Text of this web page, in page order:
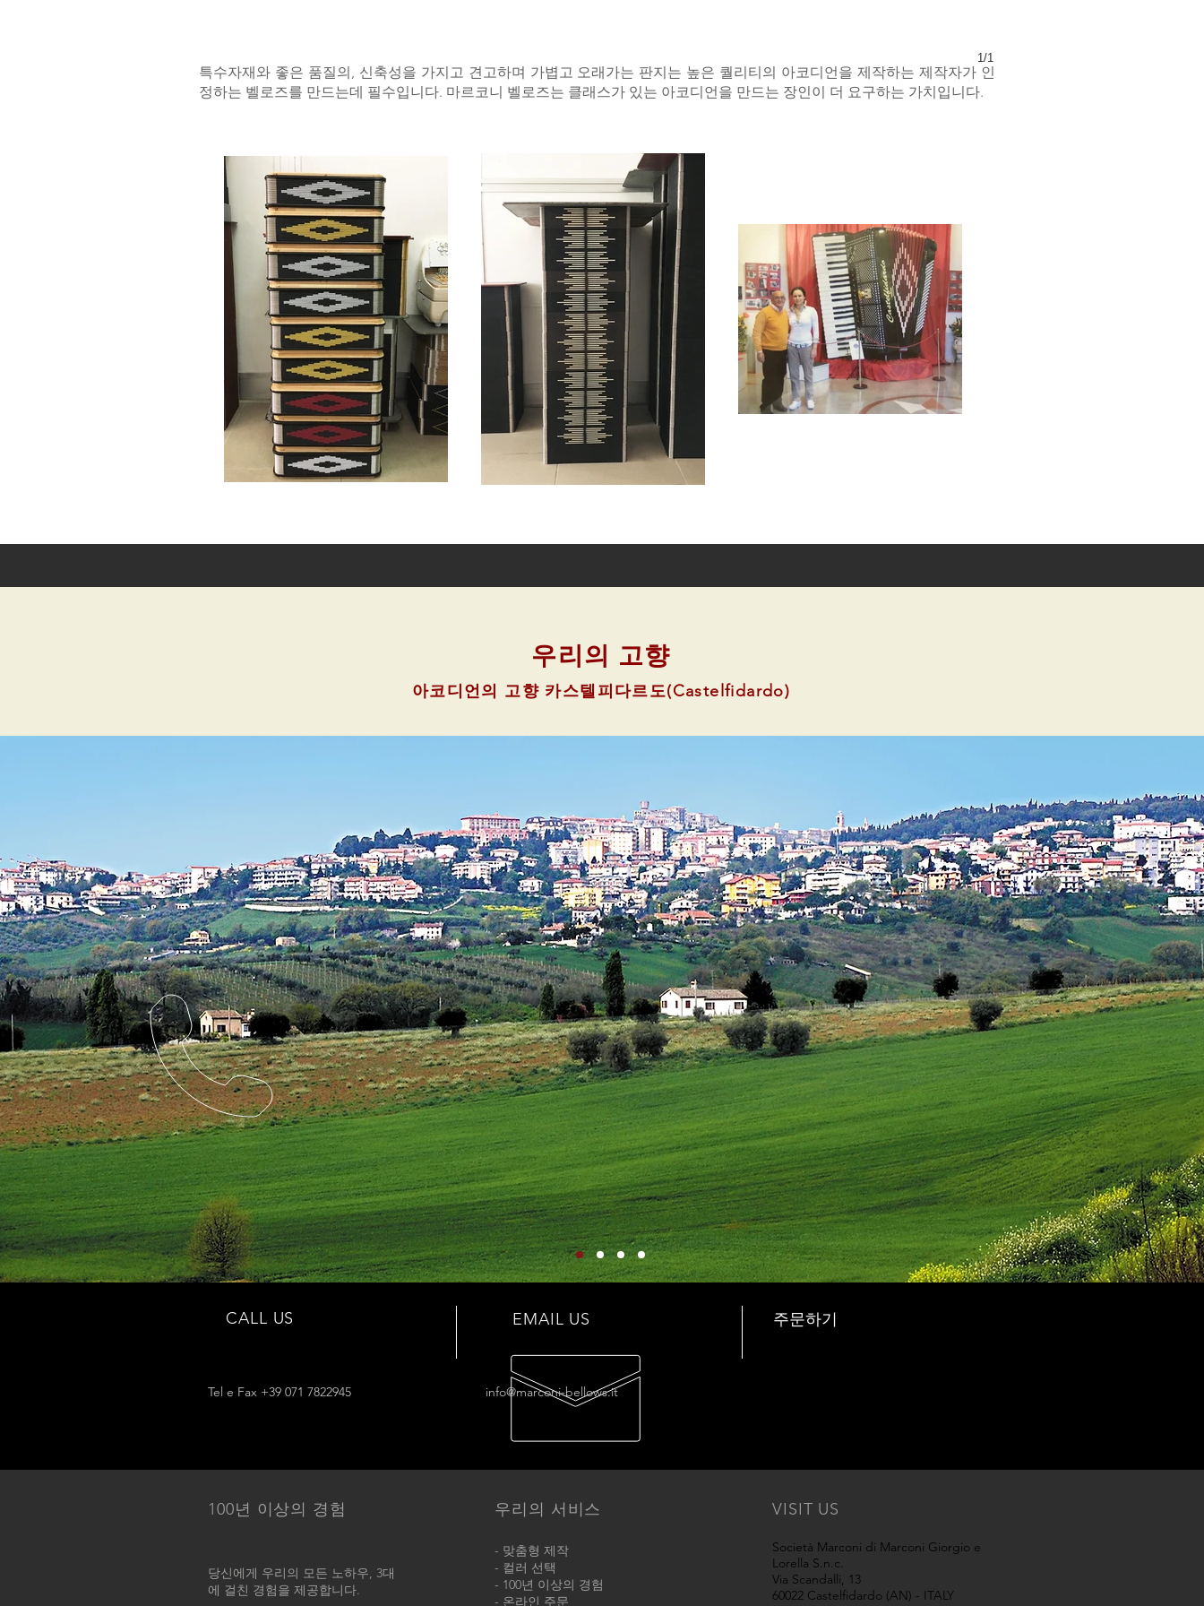
1/1
특수자재와 좋은 품질의, 신축성을 가지고 견고하며 가볍고 오래가는 판지는 높은 퀄리티의 아코디언을 제작하는 제작자가 인
정하는 벨로즈를 만드는데 필수입니다. 마르코니 벨로즈는 클래스가 있는 아코디언을 만드는 장인이 더 요구하는 가치입니다.
우리의 고향
아코디언의 고향 카스텔피다르도(Castelfidardo)
CALL US EMAIL US 주문하기
Tel e Fax +39 071 7822945 info@marconi-bellows.it
100년 이상의 경험
당신에게 우리의 모든 노하우, 3대
에 걸친 경험을 제공합니다.
우리의 서비스
- 맞춤형 제작
- 컬러 선택
- 100년 이상의 경험
- 온라인 주문
VISIT US
Società Marconi di Marconi Giorgio e
Lorella S.n.c.
Via Scandalli, 13
60022 Castelfidardo (AN) - ITALY